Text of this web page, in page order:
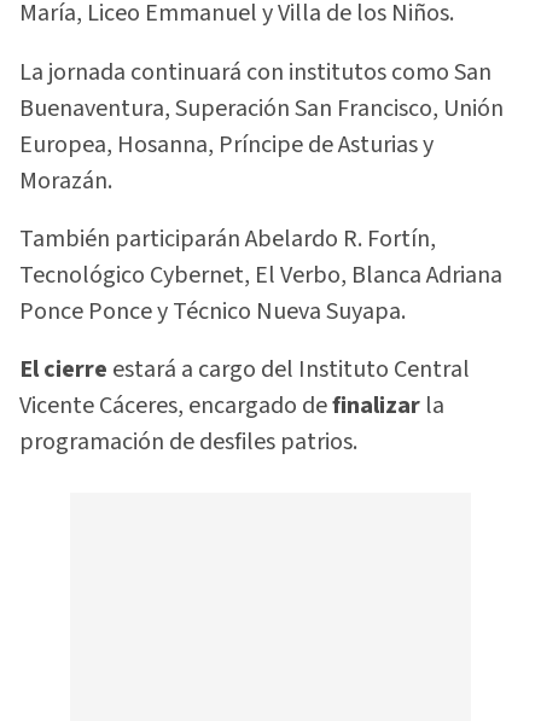
María, Liceo Emmanuel y Villa de los Niños.
La jornada continuará con institutos como San
Buenaventura, Superación San Francisco, Unión
Europea, Hosanna, Príncipe de Asturias y
Morazán.
También participarán Abelardo R. Fortín,
Tecnológico Cybernet, El Verbo, Blanca Adriana
Ponce Ponce y Técnico Nueva Suyapa.
El cierre estará a cargo del Instituto Central
Vicente Cáceres, encargado definalizar la
programación de desfiles patrios.